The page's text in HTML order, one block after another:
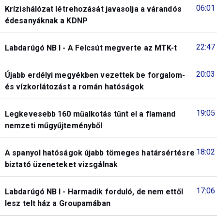
06:01
Krízishálózat létrehozását javasolja a várandós
édesanyáknak a KDNP
22:47
Labdarúgó NB I - A Felcsút megverte az MTK-t
20:03
Újabb erdélyi megyékben vezettek be forgalom-
és vízkorlátozást a román hatóságok
19:05
Legkevesebb 160 műalkotás tűnt el a flamand
nemzeti műgyűjteményből
18:02
A spanyol hatóságok újabb tömeges határsértésre
biztató üzeneteket vizsgálnak
17:06
Labdarúgó NB I - Harmadik forduló, de nem ettől
lesz telt ház a Groupamában